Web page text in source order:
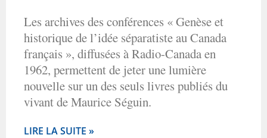
Les archives des conférences « Genèse et
historique de l’idée séparatiste au Canada
français », diffusées à Radio-Canada en
1962, permettent de jeter une lumière
nouvelle sur un des seuls livres publiés du
vivant de Maurice Séguin.
LIRE LA SUITE »